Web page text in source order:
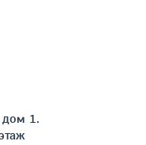
дом 1.